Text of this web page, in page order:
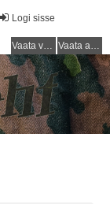
Logi sisse
Vaata vastamata teemasi Vaata aktiivseid teemasid